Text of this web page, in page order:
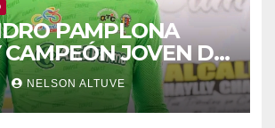
PAMPLONA
CAMPEÓN JOVEN DE
PUNTA
NELSON ALTUVE